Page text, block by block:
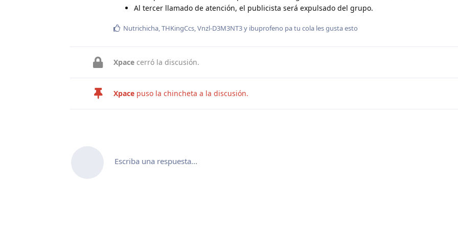
Al tercer llamado de atención, el publicista será expulsado del grupo.
Nutrichicha,THKingCcs,Vnzl-D3M3NT3y ibuprofeno pa tu cola les gusta esto
Xpace cerró la discusión.
Xpace puso la chincheta a la discusión.
Escriba una respuesta...